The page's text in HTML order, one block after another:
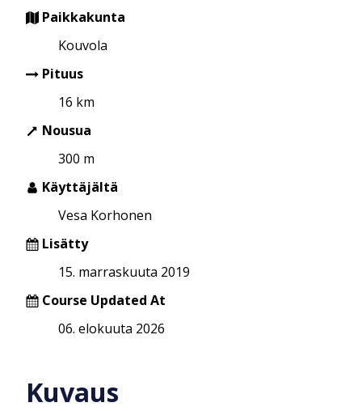
Paikkakunta
Kouvola
Pituus
16 km
Nousua
300 m
Käyttäjältä
Vesa Korhonen
Lisätty
15. marraskuuta 2019
Course Updated At
06. elokuuta 2026
Kuvaus